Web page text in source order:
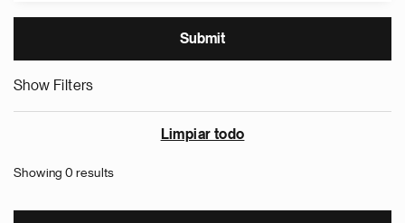
Show Filters
Limpiar todo
Showing 0 results